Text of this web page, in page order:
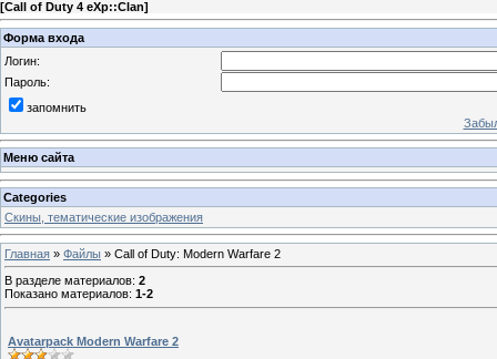
[Call of Duty 4 eXp::Clan]
Форма входа
Логин:
Пароль:
запомнить
Меню сайта
Categories
Скины, тематические изображения
Главная » Файлы » Call of Duty: Modern Warfare 2
В разделе материалов: 2
Показано материалов: 1-2
Avatarpack Modern Warfare 2